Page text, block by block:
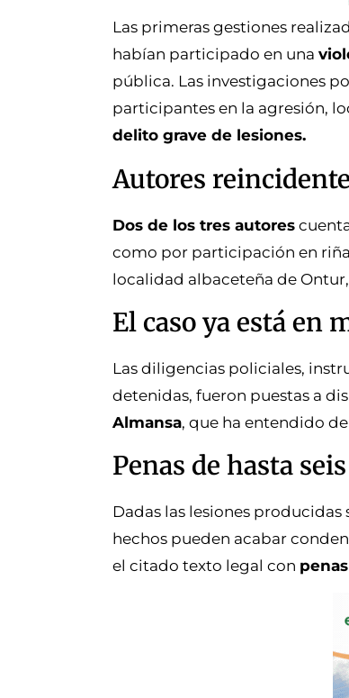
Las primeras gestiones
habían participado en una
pública. Las investigaciones
participantes en la agresión,
delito grave de lesiones.
Autores
Dos de los tres autores
como por participación en
localidad albaceteña de
El caso ya está en
Las diligencias policiales,
detenidas, fueron puestas a
Almansa, que ha entendido
Penas de hasta
Dadas las lesiones
hechos pueden acabar
el citado texto legal con